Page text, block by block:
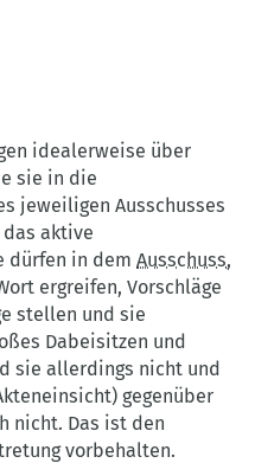
idealerweise über
sie in die
jeweiligen Ausschusses
aktive
dürfen in dem Ausschuss,
ergreifen, Vorschläge
stellen und sie
Dabeisitzen und
sie allerdings nicht und
gegenüber
nicht. Das ist den
vorbehalten.